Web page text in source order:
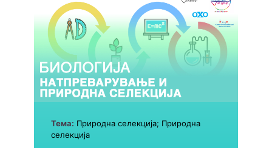
Тема: Природна селекција; Природна
селекција